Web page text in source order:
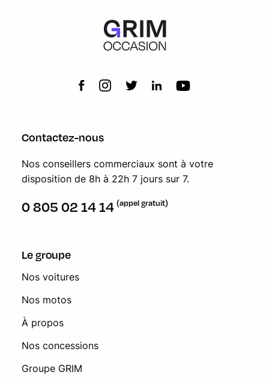
Contactez-nous
Nos conseillers commerciaux sont à votre
disposition de 8h à 22h 7 jours sur 7.
0 805 02 14 14 (appel gratuit)
Le groupe
Nos voitures
Nos motos
À propos
Nos concessions
Groupe GRIM